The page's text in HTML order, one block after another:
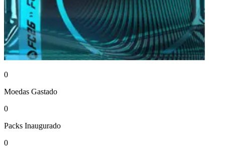
0
Moedas Gastado
0
Packs Inaugurado
0